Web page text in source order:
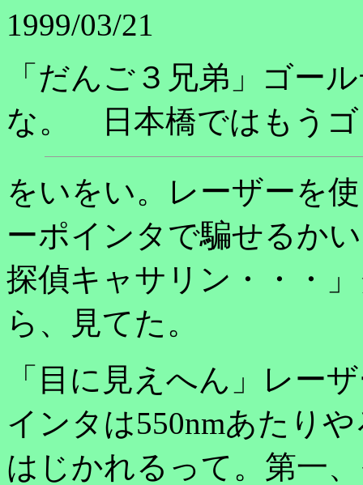
1999/03/21
「だんご３兄弟」ゴー
な。 日本橋ではもう
をいをい。レーザーを
ーポインタで騙せるか
探偵キャサリン・・・
ら、見てた。
「目に見えへん」レー
インタは550nmあたり
はじかれるって。第一